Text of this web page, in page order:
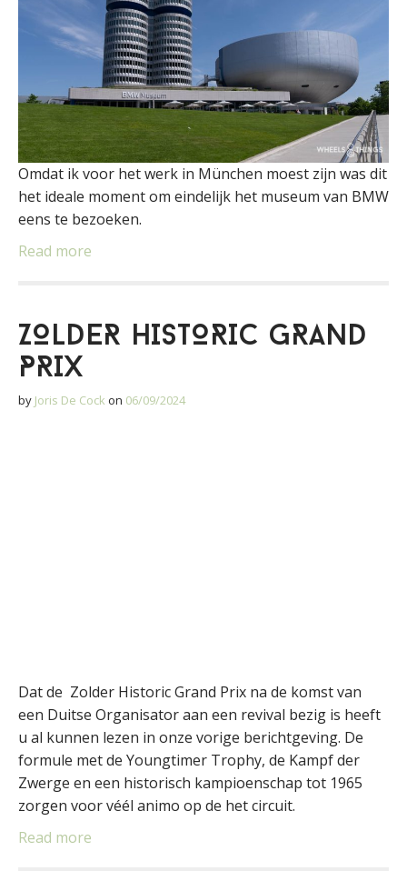
Omdat ik voor het werk in München moest zijn was dit
het ideale moment om eindelijk het museum van BMW
eens te bezoeken.
Read more
ZOLDER HISTORIC GRAND
PRIX
by Joris De Cock on 06/09/2024
Dat de Zolder Historic Grand Prix na de komst van
een Duitse Organisator aan een revival bezig is heeft
u al kunnen lezen in onze vorige berichtgeving. De
formule met de Youngtimer Trophy, de Kampf der
Zwerge en een historisch kampioenschap tot 1965
zorgen voor véél animo op de het circuit.
Read more